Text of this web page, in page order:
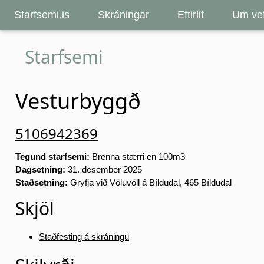
Starfsemi.is Skráningar Eftirlit Um
Starfsemi
Vesturbyggð
5106942369
Tegund starfsemi: Brenna stærri en 100m3
Dagsetning: 31. desember 2025
Staðsetning: Gryfja við Völuvöll á Bíldudal, 465 Bíldudal
Skjöl
Staðfesting á skráningu